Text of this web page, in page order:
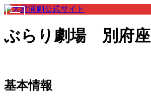
ぶらり劇場 別府座
基本情報